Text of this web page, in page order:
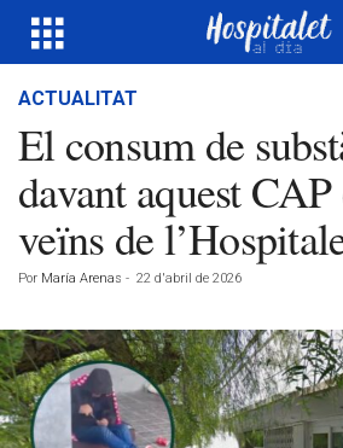
ACTUALITAT
El consum de
davant aquest
veïns de
Por María Arenas - 22 d'abril de 2026